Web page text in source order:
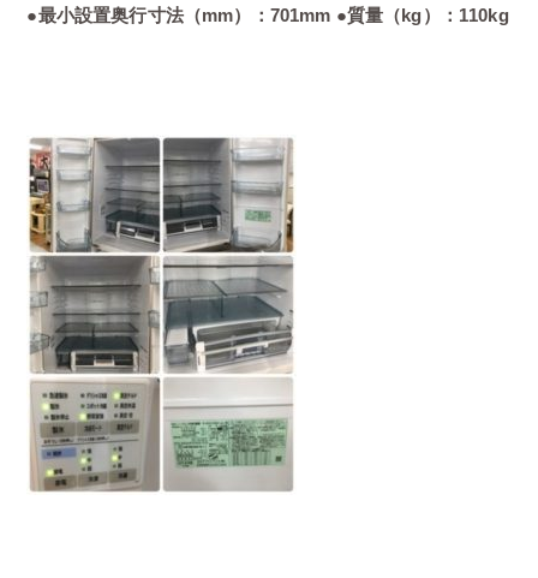
●最小設置奥行寸法（mm）：701mm ●質量（kg）：110kg